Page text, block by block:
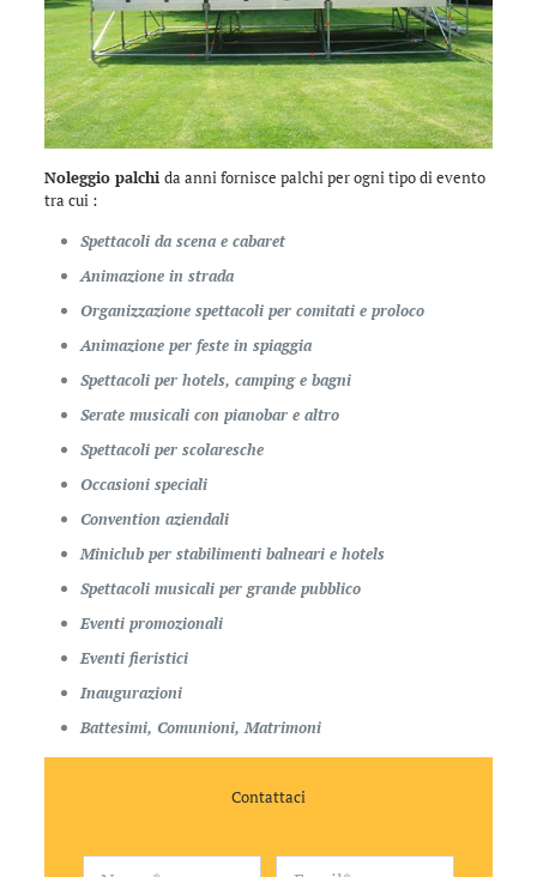
Noleggio palchi da anni fornisce palchi per ogni tipo di evento
tra cui :
Spettacoli da scena e cabaret
Animazione in strada
Organizzazione spettacoli per comitati e proloco
Animazione per feste in spiaggia
Spettacoli per hotels, camping e bagni
Serate musicali con pianobar e altro
Spettacoli per scolaresche
Occasioni speciali
Convention aziendali
Miniclub per stabilimenti balneari e hotels
Spettacoli musicali per grande pubblico
Eventi promozionali
Eventi fieristici
Inaugurazioni
Battesimi, Comunioni, Matrimoni
Contattaci
N
E